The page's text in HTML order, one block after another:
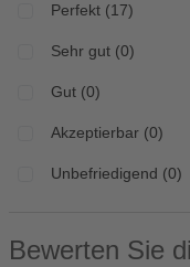
Perfekt (17)
Sehr gut (0)
Gut (0)
Akzeptierbar (0)
Unbefriedigend (0)
Bewerten Sie